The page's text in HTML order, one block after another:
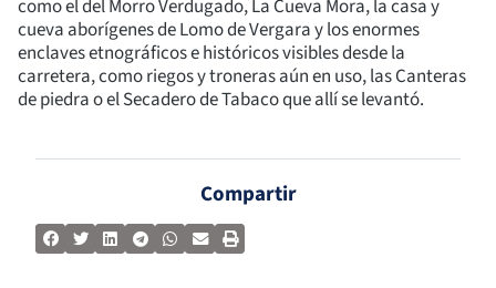
como el del Morro Verdugado, La Cueva Mora, la casa y
cueva aborígenes de Lomo de Vergara y los enormes
enclaves etnográficos e históricos visibles desde la
carretera, como riegos y troneras aún en uso, las Canteras
de piedra o el Secadero de Tabaco que allí se levantó.
Compartir